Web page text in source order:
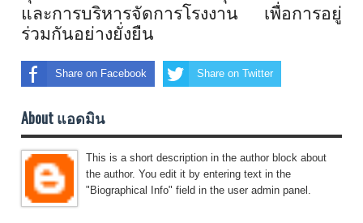
และการบริหารจัดการโรงงาน เพื่อการอยู่
ร่วมกันอย่างยั่งยืน
Share on Facebook Share on Twitter
About แอดมิน
This is a short description in the author block about
the author. You edit it by entering text in the
"Biographical Info" field in the user admin panel.